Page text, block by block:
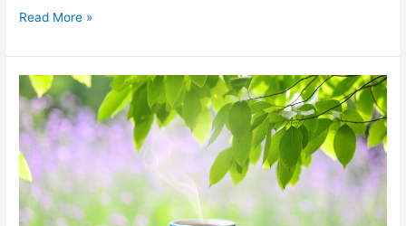
Leche
soja
MERCADONA:
Precio,
Beneficios,
propiedades
y
contraindicaciones
Read More »